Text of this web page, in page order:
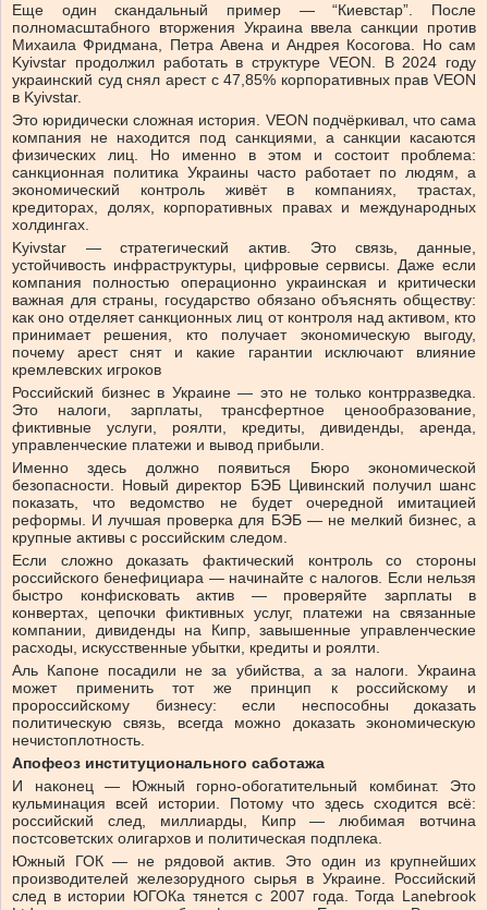
Еще один скандальный пример — “Киевстар”. После
полномасштабного вторжения Украина ввела санкции против
Михаила Фридмана, Петра Авена и Андрея Косогова. Но сам
Kyivstar продолжил работать в структуре VEON. В 2024 году
украинский суд снял арест с 47,85% корпоративных прав VEON
в Kyivstar.
Это юридически сложная история. VEON подчёркивал, что сама
компания не находится под санкциями, а санкции касаются
физических лиц. Но именно в этом и состоит проблема:
санкционная политика Украины часто работает по людям, а
экономический контроль живёт в компаниях, трастах,
кредиторах, долях, корпоративных правах и международных
холдингах.
Kyivstar — стратегический актив. Это связь, данные,
устойчивость инфраструктуры, цифровые сервисы. Даже если
компания полностью операционно украинская и критически
важная для страны, государство обязано объяснять обществу:
как оно отделяет санкционных лиц от контроля над активом, кто
принимает решения, кто получает экономическую выгоду,
почему арест снят и какие гарантии исключают влияние
кремлевских игроков
Российский бизнес в Украине — это не только контрразведка.
Это налоги, зарплаты, трансфертное ценообразование,
фиктивные услуги, роялти, кредиты, дивиденды, аренда,
управленческие платежи и вывод прибыли.
Именно здесь должно появиться Бюро экономической
безопасности. Новый директор БЭБ Цивинский получил шанс
показать, что ведомство не будет очередной имитацией
реформы. И лучшая проверка для БЭБ — не мелкий бизнес, а
крупные активы с российским следом.
Если сложно доказать фактический контроль со стороны
российского бенефициара — начинайте с налогов. Если нельзя
быстро конфисковать актив — проверяйте зарплаты в
конвертах, цепочки фиктивных услуг, платежи на связанные
компании, дивиденды на Кипр, завышенные управленческие
расходы, искусственные убытки, кредиты и роялти.
Аль Капоне посадили не за убийства, а за налоги. Украина
может применить тот же принцип к российскому и
пророссийскому бизнесу: если неспособны доказать
политическую связь, всегда можно доказать экономическую
нечистоплотность.
Апофеоз институционального саботажа
И наконец — Южный горно-обогатительный комбинат. Это
кульминация всей истории. Потому что здесь сходится всё:
российский след, миллиарды, Кипр — любимая вотчина
постсоветских олигархов и политическая подплека.
Южный ГОК — не рядовой актив. Это один из крупнейших
производителей железорудного сырья в Украине. Российский
след в истории ЮГОКа тянется с 2007 года. Тогда Lanebrook